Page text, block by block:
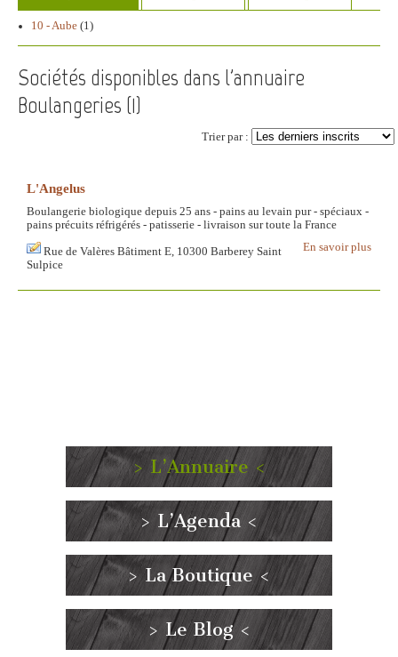
10 - Aube (1)
Sociétés disponibles dans l'annuaire
Boulangeries (1)
Trier par :
L'Angelus
Boulangerie biologique depuis 25 ans - pains au levain pur - spéciaux -
pains précuits réfrigérés - patisserie - livraison sur toute la France
En savoir plus
Rue de Valères Bâtiment E, 10300 Barberey Saint
Sulpice
> L’Annuaire <
> L’Agenda <
> La Boutique <
> Le Blog <